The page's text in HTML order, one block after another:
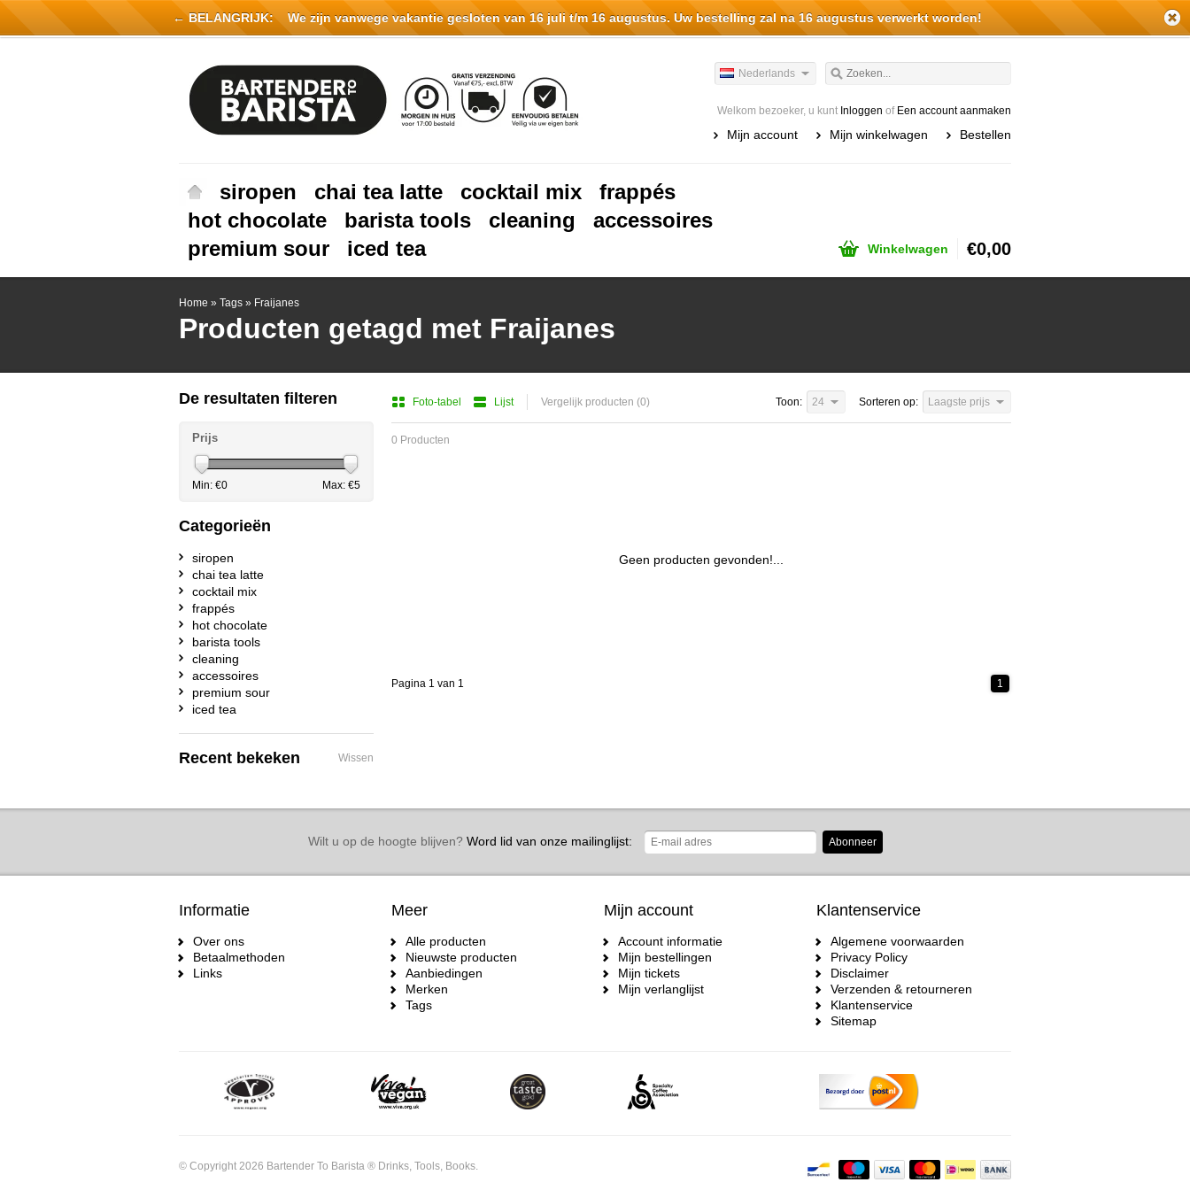
Nederlands
Welkom bezoeker, u kunt Inloggen of Een account aanmaken
Mijn account Mijn winkelwagen Bestellen
siropen chai tea latte cocktail mix
frappés
hot chocolate
barista tools cleaning
accessoires
premium sour
iced tea Winkelwagen €0,00
Home » Tags » Fraijanes
Producten getagd met Fraijanes
Foto-tabel Lijst Vergelijk producten (0) Sorteren op: Laagste prijs
Toon: 24
0 Producten
Geen producten gevonden!...
Pagina 1 van 1 1
De resultaten filteren
Prijs
Min: €0 Max: €5
Categorieën
siropen
chai tea latte
cocktail mix
frappés
hot chocolate
barista tools
cleaning
accessoires
premium sour
iced tea
Recent bekeken Wissen
Wilt u op de hoogte blijven?Word lid van onze mailinglijst: Abonneer
Informatie
Over ons
Betaalmethoden
Links
Meer
Alle producten
Nieuwste producten
Aanbiedingen
Merken
Tags
Mijn account
Account informatie
Mijn bestellingen
Mijn tickets
Mijn verlanglijst
Klantenservice
Algemene voorwaarden
Privacy Policy
Disclaimer
Verzenden & retourneren
Klantenservice
Sitemap
© Copyright 2026 Bartender To Barista ® Drinks, Tools, Books.
← BELANGRIJK:We zijn vanwege vakantie gesloten van 16 juli t/m 16 augustus. Uw bestelling zal na 16 augustus verwerkt worden!